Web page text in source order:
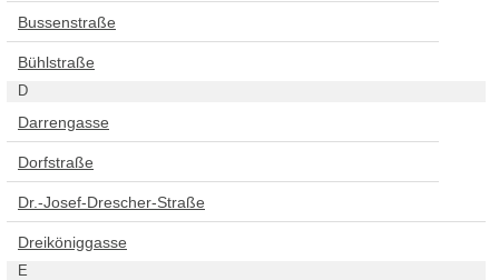
Bussenstraße
Bühlstraße
D
Darrengasse
Dorfstraße
Dr.-Josef-Drescher-Straße
Dreiköniggasse
E